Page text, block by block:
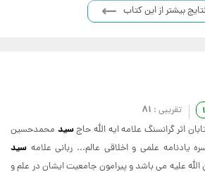
بیشتر از این کتاب
تقریبی : 81
اثر گرانسنگ علامه ایه الله حاجسید محمدحسین
یادنامه علمی و اخلاقی عالم... ربانی علامه سید
علیه می باشد و پیرامون جامعیت ایشان در علم و